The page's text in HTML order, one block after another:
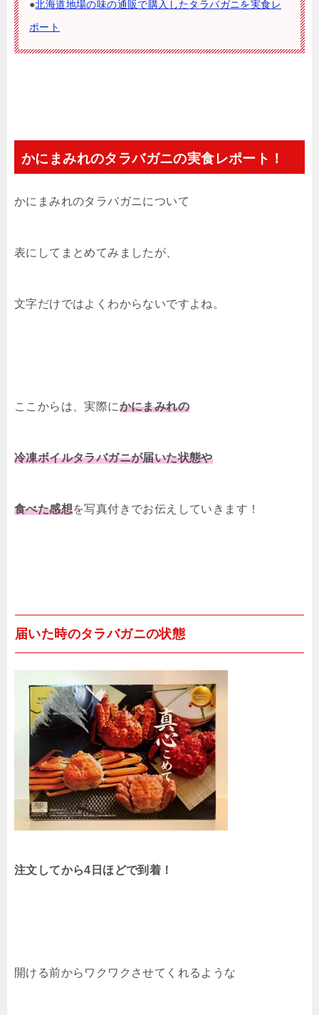
●北海道地場の味の通販で購入したタラバガニを実食レ
ポート
かにまみれのタラバガニの実食レポート！
かにまみれのタラバガニについて
表にしてまとめてみましたが、
文字だけではよくわからないですよね。
ここからは、実際にかにまみれの
冷凍ボイルタラバガニが届いた状態や
食べた感想を写真付きでお伝えしていきます！
届いた時のタラバガニの状態
注文してから4日ほどで到着！
開ける前からワクワクさせてくれるような